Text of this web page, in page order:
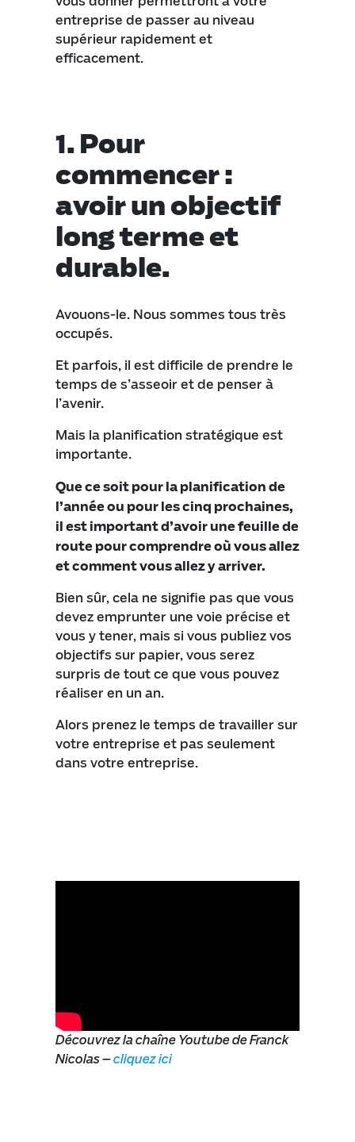
entreprise de passer au niveau
supérieur rapidement et
efficacement.
1.Pour
commencer :
avoir un objectif
long terme et
durable.
Avouons-le. Nous sommes tous très
occupés.
Et parfois, il est difficile de prendre le
temps de s’asseoir et de penser à
l’avenir.
Mais la planification stratégique est
importante.
Que ce soit pour la planification de
l’année ou pour les cinq prochaines,
il est important d’avoir une feuille de
route pour comprendre où vous allez
et comment vous allez y arriver.
Bien sûr, cela ne signifie pas que vous
devez emprunter une voie précise et
vous y tener, mais si vous publiez vos
objectifs sur papier, vous serez
surpris de tout ce que vous pouvez
réaliser en un an.
Alors prenez le temps de travailler sur
votre entreprise et pas seulement
dans votre entreprise.
Découvrez la chaîne Youtube de Franck
Nicolas –cliquez ici